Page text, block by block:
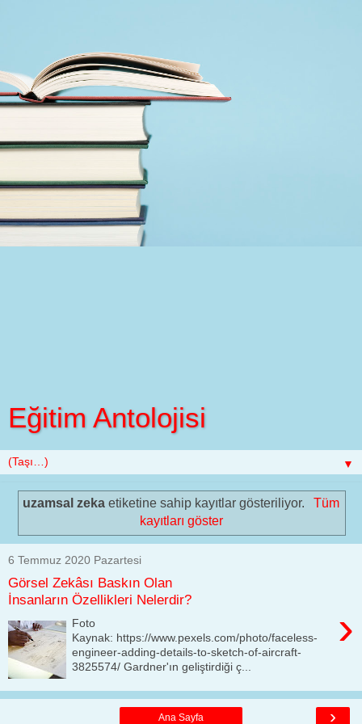
Eğitim Antolojisi
▼
uzamsal zeka etiketine sahip kayıtlar gösteriliyor.
Tüm
kayıtları göster
6 Temmuz 2020 Pazartesi
Görsel Zekâsı Baskın Olan
İnsanların Özellikleri Nelerdir?
›
Foto
Kaynak: https://www.pexels.com/photo/faceless-
engineer-adding-details-to-sketch-of-aircraft-
3825574/ Gardner'ın geliştirdiği ç...
›
Ana Sayfa